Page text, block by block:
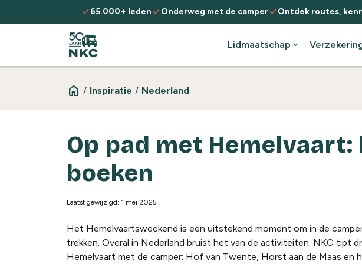
Spring naar de inhoud
check65.000+ ledencheckOnderweg met de campercheckOntdek routes,
Lidmaatschap expand_more
home / Inspiratie / Nederland
Op pad met
boeken
Laatst gewijzigd: 1 mei 2025
Het Hemelvaartsweekend is een uitstekend moment om in de
trekken. Overal in Nederland bruist het van de activiteiten. NKC tipt
Hemelvaart met de camper: Hof van Twente, Horst aan de Maas en